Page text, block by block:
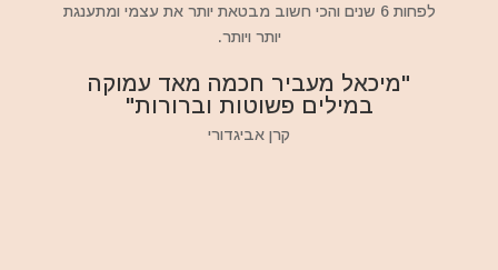
לפחות 6 שנים והכי חשוב מבטאת יותר את עצמי ומתענגת
יותר ויותר.
"מיכאל מעביר חכמה מאד עמוקה
במילים פשוטות וברורות"
קרן אביגדורי